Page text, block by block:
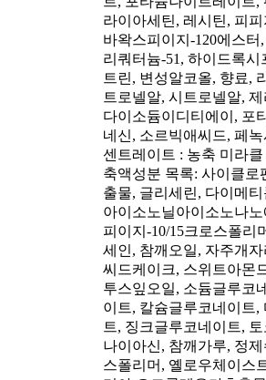
라이아세틴, 레시틴, 피
바왁스피이지-120에스터
리쿼터늄-51, 하이드록
트린, 변성알코올, 향료,
트로넬알, 시트로넬알,
다이소듐이디티에이, 포
네신, 소르빅애씨드, 페녹
센트레이트 : 농축 미라
축액성분 목록: 사이클로
출물, 글리세린, 다이메
아이소노닐아이소노나
피이지-10/15크로스폴리
세인, 참깨오일, 자주개자
씨드케이크, 스위트아몬
투스잎오일, 소듐글루코
이트, 칼슘글루코네이트,
트, 징크글루코네이트,
나이아신, 참깨가루, 정
스폴리머, 옐로우체이스